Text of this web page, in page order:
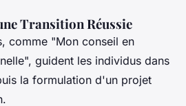
Transition Réussie
comme "Mon conseil en
guident les individus dans
la formulation d'un projet